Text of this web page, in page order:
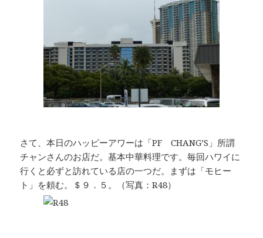
さて、本日のハッピーアワーは「PF CHANG’S」所謂
チャンさんのお店だ。基本中華料理です。毎回ハワイに
行くと必ずと訪れている店の一つだ。まずは「モヒー
ト」を頼む。＄９．５。（写真：R48）